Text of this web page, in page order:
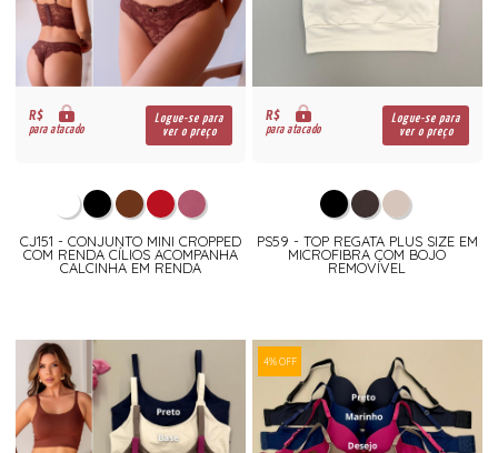
R$
para atacado
Logue-se para
ver o preço
CJ151 - CONJUNTO MINI CROPPED
COM RENDA CÍLIOS ACOMPANHA
CALCINHA EM RENDA
R$
para atacado
Logue-se para
ver o preço
PS59 - TOP REGATA PLUS SIZE EM
MICROFIBRA COM BOJO
REMOVÍVEL
4% OFF